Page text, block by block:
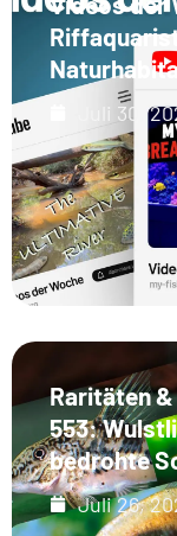
Juli 30,
Raritäten
553:
bedrohte
Juli 26,